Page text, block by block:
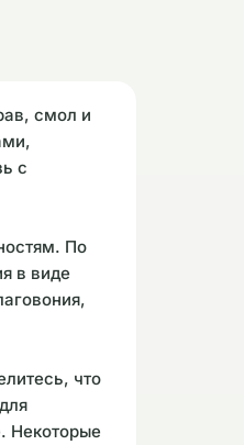
смол и
с
По
в виде
что
Некоторые